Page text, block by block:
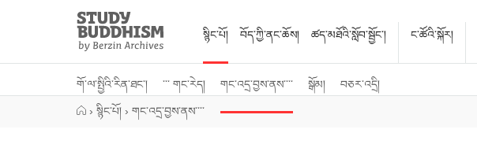
Study
Buddhism
Home
སྙིང་པོ།
གོ་ལ་སྤྱིའི་རིན་ཐང་། ་་་ གང་རེད། གང་འདྲ་བྱས་ནས་་་་ སྒོམ། བཅར་འདྲི།
བོད་ཀྱི་ནང་ཆོས། ཚད་མཐོའི་སློབ་སྦྱོང་། ང་ཚོའི་སྐོར།
› སྙིང་པོ། › གང་འདྲ་བྱས་ནས་་་་